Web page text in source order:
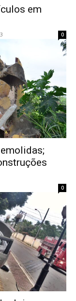
em
0
0